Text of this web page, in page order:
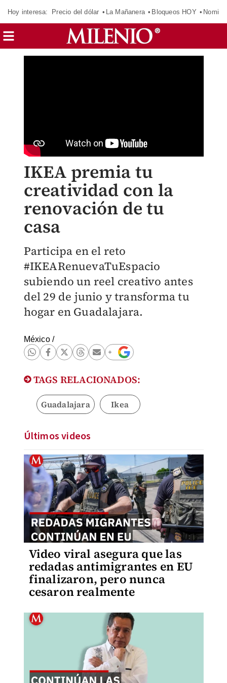
Hoy interesa: Precio del dólar La Mañanera Bloqueos HOY
IKEA premia tu
creatividad con la
renovación de tu
casa
Participa en el reto
#IKEARenuevaTuEspacio
subiendo un reel creativo antes
del 29 de junio y transforma tu
hogar en Guadalajara.
México/
TAGS RELACIONADOS:
Guadalajara Ikea
Últimos videos
Video viral asegura que las
redadas antimigrantes en EU
finalizaron, pero nunca
cesaron realmente